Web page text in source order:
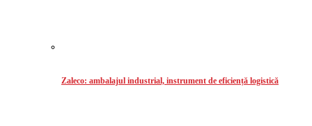
Zaleco: ambalajul industrial, instrument de eficiență logistică